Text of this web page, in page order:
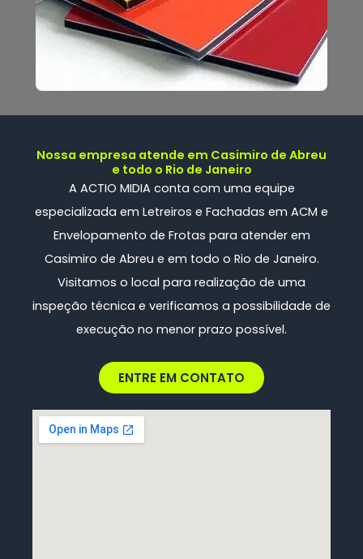
Nossa empresa atende em Casimiro de Abreu
e todo o Rio de Janeiro
A ACTIO MIDIA conta com uma equipe
especializada em Letreiros e Fachadas em ACM e
Envelopamento de Frotas para atender em
Casimiro de Abreu e em todo o Rio de Janeiro.
Visitamos o local para realização de uma
inspeção técnica e verificamos a possibilidade de
execução no menor prazo possível.
ENTRE EM CONTATO